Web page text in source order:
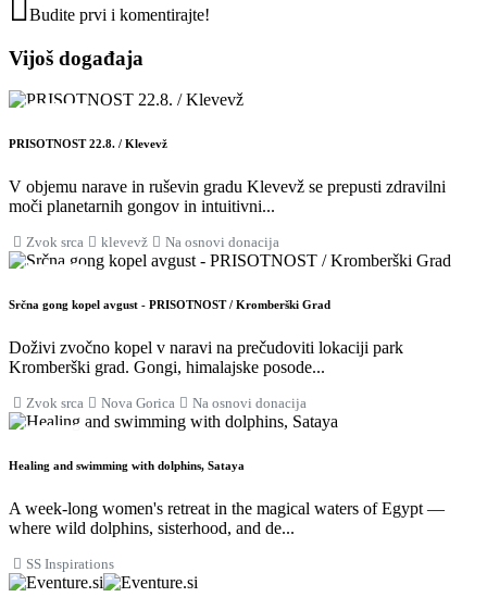
Budite prvi i ​​komentirajte!
Vijoš događaja
KOL
PRISOTNOST 22.8. / Klevevž
V objemu narave in ruševin gradu Klevevž se prepusti zdravilni
moči planetarnih gongov in intuitivni...
Zvok srca klevevž Na osnovi donacija
Srčna gong kopel avgust - PRISOTNOST / Kromberški Grad
Doživi zvočno kopel v naravi na prečudoviti lokaciji park
Kromberški grad. Gongi, himalajske posode...
Zvok srca Nova Gorica Na osnovi donacija
KOL
Healing and swimming with dolphins, Sataya
A week-long women's retreat in the magical waters of Egypt —
where wild dolphins, sisterhood, and de...
SS Inspirations